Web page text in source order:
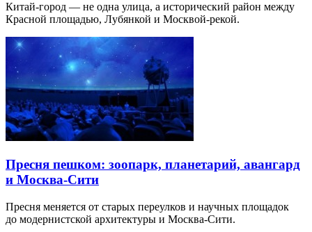
Китай-город — не одна улица, а исторический район между
Красной площадью, Лубянкой и Москвой-рекой.
Пресня пешком: зоопарк, планетарий, авангард
и Москва-Сити
Пресня меняется от старых переулков и научных площадок
до модернистской архитектуры и Москва-Сити.